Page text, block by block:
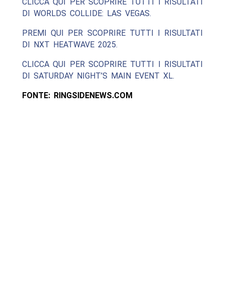
CLICCA QUI PER SCOPRIRE TUTTI I RISULTATI
DI WORLDS COLLIDE: LAS VEGAS.
PREMI QUI PER SCOPRIRE TUTTI I RISULTATI
DI NXT HEATWAVE 2025.
CLICCA QUI PER SCOPRIRE TUTTI I RISULTATI
DI SATURDAY NIGHT’S MAIN EVENT XL.
FONTE: RINGSIDENEWS.COM